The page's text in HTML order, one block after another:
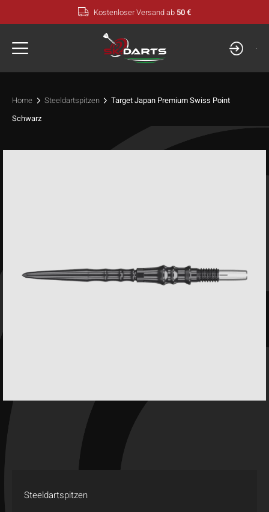
Inhalt
Kostenloser Versand ab 50 €
Home Steeldartspitzen
Target Japan Premium Swiss Point
Schwarz
Steeldartspitzen